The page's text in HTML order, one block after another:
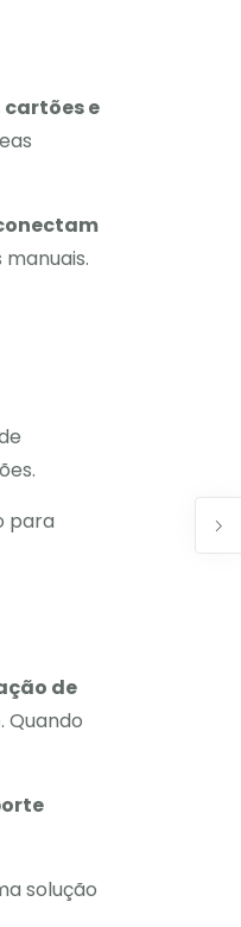
e
para
de
. Quando
solução